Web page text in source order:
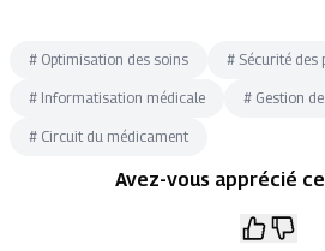
# Optimisation des soins # Sécurité des
# Informatisation médicale # Gestion
# Circuit du médicament
Avez-vous apprécié